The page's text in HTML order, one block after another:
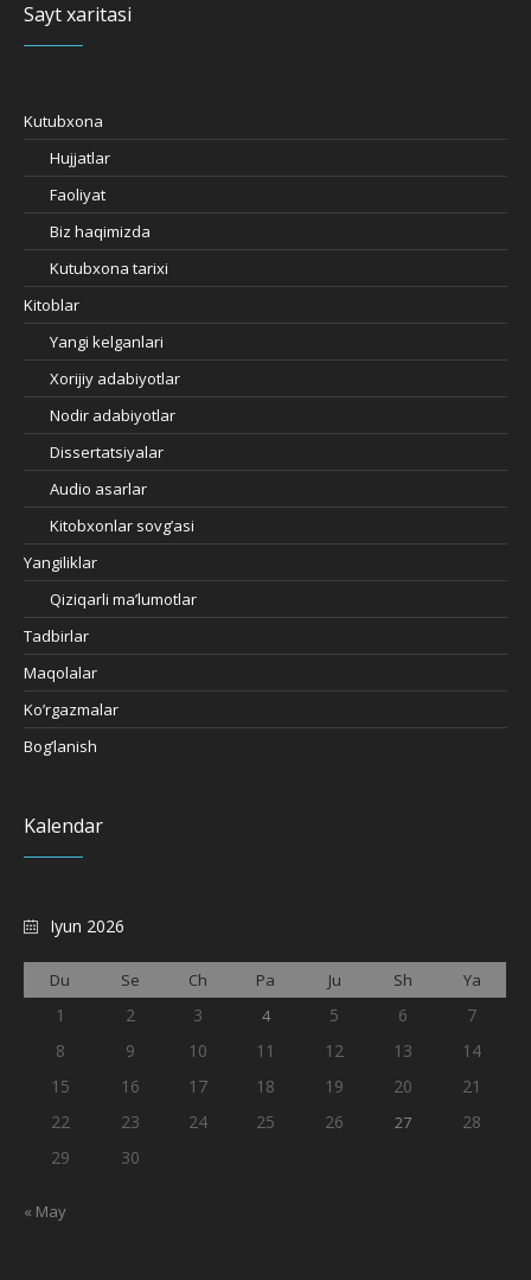
Sayt xaritasi
Kutubxona
Hujjatlar
Faoliyat
Biz haqimizda
Kutubxona tarixi
Kitoblar
Yangi kelganlari
Xorijiy adabiyotlar
Nodir adabiyotlar
Dissertatsiyalar
Audio asarlar
Kitobxonlar sovg’asi
Yangiliklar
Qiziqarli ma’lumotlar
Tadbirlar
Maqolalar
Ko’rgazmalar
Bog’lanish
Kalendar
Iyun 2026
Du Se Ch Pa Ju Sh Ya
1 2 3 4 5 6
7
8
9 10 11 12 13
14
15
16 17 18 19 20
21
22
23 24 25 26 27
28
29
30
« May